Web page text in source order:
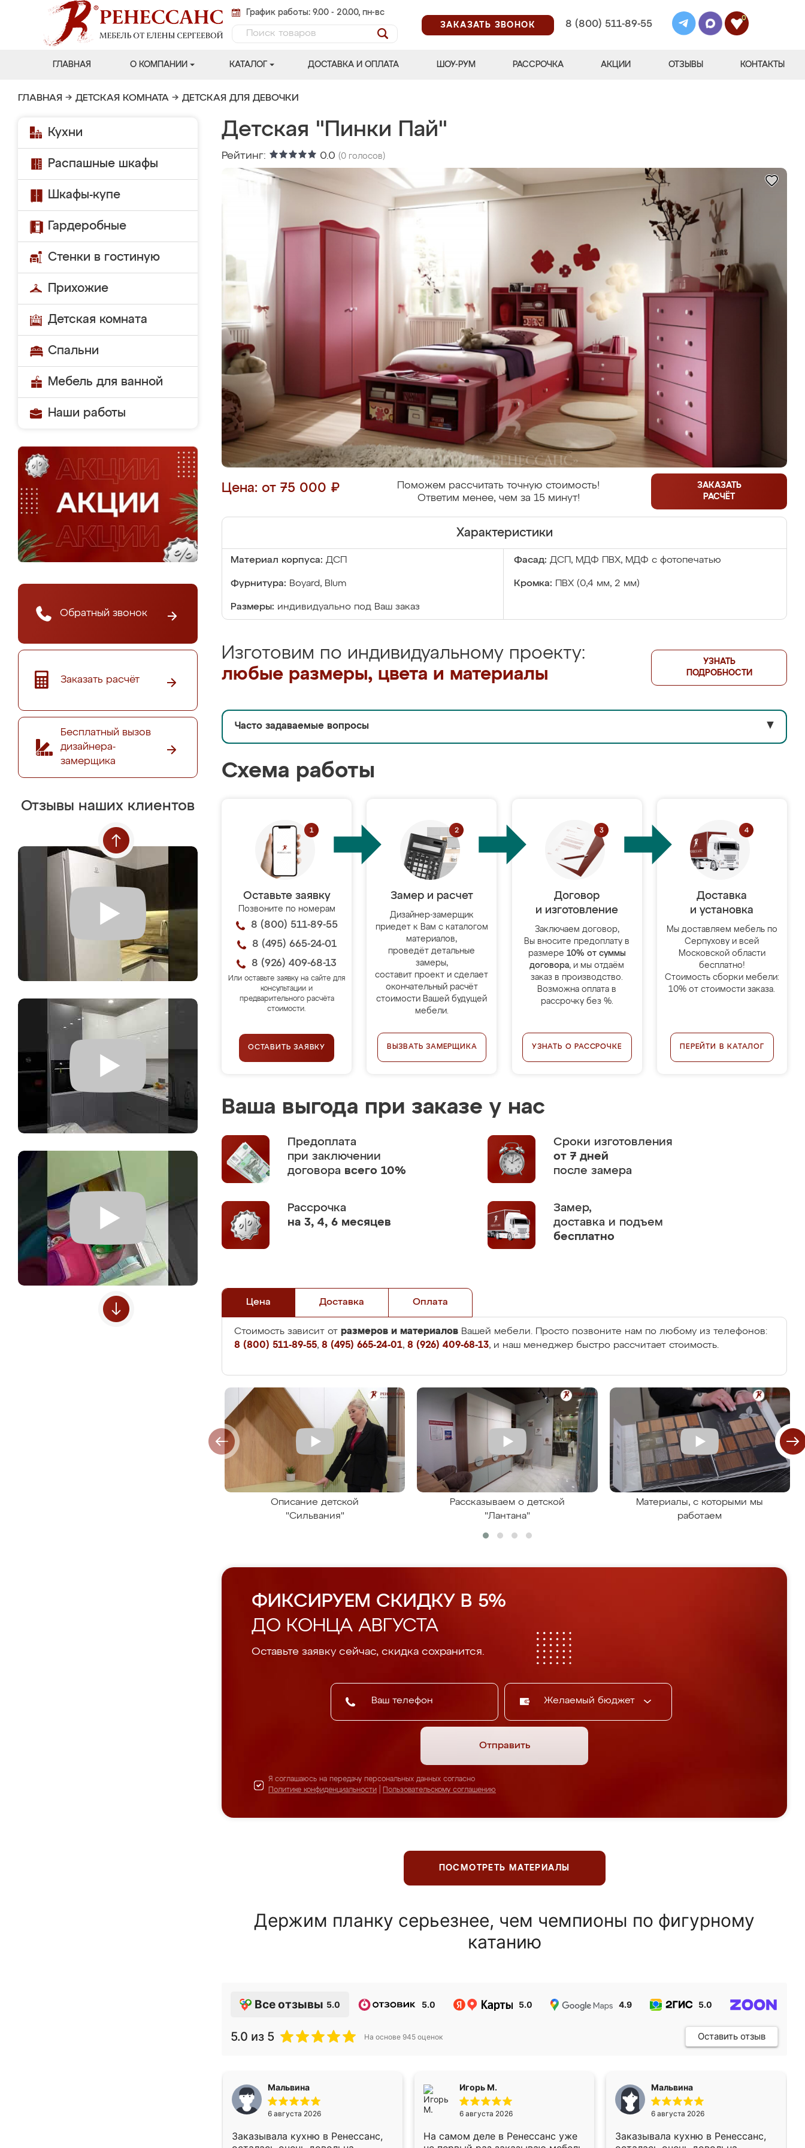
График работы: 9.00 - 20.00, пн-вс
ЗАКАЗАТЬ ЗВОНОК
8 (800) 511-89-55
0
ГЛАВНАЯ О КОМПАНИИ КАТАЛОГ ДОСТАВКА И ОПЛАТА ШОУ-РУМ РАССРОЧКА АКЦИИ ОТЗЫВЫ КОНТАКТЫ
ГЛАВНАЯ → ДЕТСКАЯ КОМНАТА → ДЕТСКАЯ ДЛЯ ДЕВОЧКИ
Кухни
Распашные шкафы
Шкафы-купе
Гардеробные
Стенки в гостиную
Прихожие
Детская комната
Спальни
Мебель для ванной
Наши работы
Обратный звонок
Заказать расчёт
Бесплатный вызов
дизайнера-
замерщика
Отзывы наших клиентов
Детская "Пинки Пай"
Рейтинг: 0.0 (0 голосов)
Цена: от 75 000 ₽
Поможем рассчитать точную стоимость!
Ответим менее, чем за 15 минут!
ЗАКАЗАТЬ
РАСЧЁТ
Характеристики
Материал корпуса: ДСП Фасад: ДСП, МДФ ПВХ, МДФ с фотопечатью
Фурнитура: Boyard, Blum Кромка: ПВХ (0,4 мм, 2 мм)
Размеры: индивидуально под Ваш заказ
Изготовим по индивидуальному проекту:
любые размеры, цвета и материалы
УЗНАТЬ
ПОДРОБНОСТИ
Часто задаваемые вопросы ▼
Схема работы
Оставьте заявку
Позвоните по номерам
8 (800) 511-89-55
8 (495) 665-24-01
8 (926) 409-68-13
Или оставьте заявку на сайте для
консультации и
предварительного расчёта
стоимости.
ОСТАВИТЬ ЗАЯВКУ
Замер и расчет
Дизайнер-замерщик
приедет к Вам с каталогом
материалов,
проведёт детальные
замеры,
составит проект и сделает
окончательный расчёт
стоимости Вашей будущей
мебели.
ВЫЗВАТЬ ЗАМЕРЩИКА
Договор
и изготовление
Заключаем договор,
Вы вносите предоплату в
размере 10% от суммы
договора, и мы отдаём
заказ в производство.
Возможна оплата в
рассрочку без %.
УЗНАТЬ О РАССРОЧКЕ
Доставка
и установка
Мы доставляем мебель по
Серпухову и всей
Московской области
бесплатно!
Стоимость сборки мебели:
10% от стоимости заказа.
ПЕРЕЙТИ В КАТАЛОГ
Ваша выгода при заказе у нас
Предоплата
при заключении
договора всего 10%
Сроки изготовления
от 7 дней
после замера
Рассрочка
на 3, 4, 6 месяцев
Замер,
доставка и подъем
бесплатно
Цена Доставка Оплата
Стоимость зависит от размеров и материалов Вашей мебели. Просто позвоните нам по любому из телефонов:
8 (800) 511-89-55, 8 (495) 665-24-01, 8 (926) 409-68-13, и наш менеджер быстро рассчитает стоимость.
Описание детской
"Сильвания"
Рассказываем о детской
"Лантана"
Материалы, с которыми мы
работаем
ФИКСИРУЕМ СКИДКУ В 5%
ДО КОНЦА АВГУСТА
Оставьте заявку сейчас, скидка сохранится.
Желаемый бюджет
Отправить
Я соглашаюсь на передачу персональных данных согласно
Политике конфиденциальности
Пользовательскому соглашению
ПОСМОТРЕТЬ МАТЕРИАЛЫ
Держим планку серьезнее, чем чемпионы по фигурному
катанию
Все отзывы 5.0 5.0 5.0 4.9 5.0
5.0 из 5 На основе 945 оценок Оставить отзыв
Мальвина
6 августа 2026
Заказывала кухню в Ренессанс,
Игорь М.
6 августа 2026
На самом деле в Ренессанс уже
Мальвина
6 августа 2026
Заказывала кухню в Ренессанс,